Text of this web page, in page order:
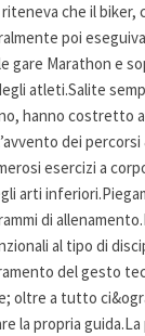
che il
poi
gare Marathon e
atleti.Salite
hanno costretto
dei
esercizi a
arti
di
al tipo di
del gesto
oltre a tutto
la propria